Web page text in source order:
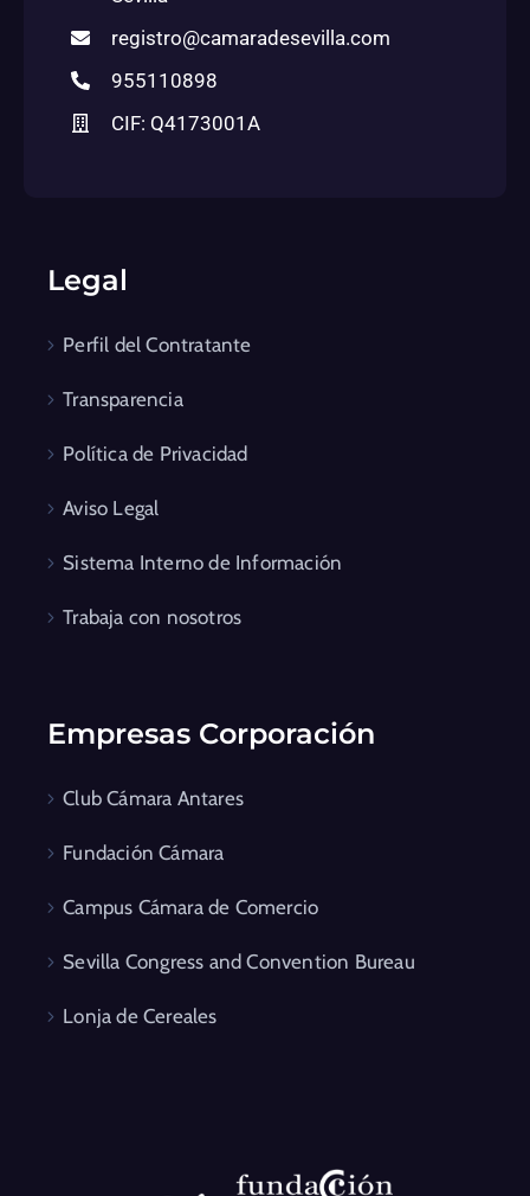
registro@camaradesevilla.com
955110898
CIF: Q4173001A
Legal
Perfil del Contratante
Transparencia
Política de Privacidad
Aviso Legal
Sistema Interno de Información
Trabaja con nosotros
Empresas Corporación
Club Cámara Antares
Fundación Cámara
Campus Cámara de Comercio
Sevilla Congress and Convention Bureau
Lonja de Cereales